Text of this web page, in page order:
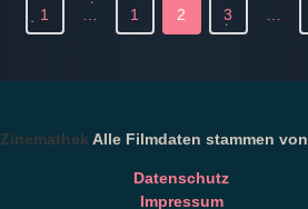
1 1 2 3
Zinemathek Alle Filmdaten stammen von
Datenschutz
Impressum